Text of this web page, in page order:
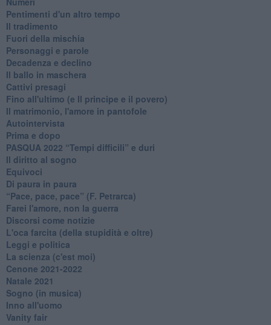
Pentimenti d'un altro tempo
Il tradimento
Fuori della mischia
Personaggi e parole
Decadenza e declino
Il ballo in maschera
Cattivi presagi
Fino all'ultimo (e Il principe e il povero)
Il matrimonio, l'amore in pantofole
Autointervista
Prima e dopo
​PASQUA 2022 “Tempi difficili” e duri
Il diritto al sogno
Equivoci
Di paura in paura
​“Pace, pace, pace” (F. Petrarca)
Farei l'amore, non la guerra
Discorsi come notizie
L'oca farcita (della stupidità e oltre)
Leggi e politica
La scienza (c'est moi)
Cenone 2021-2022
Natale 2021
Sogno (in musica)
Inno all'uomo
Vanity fair